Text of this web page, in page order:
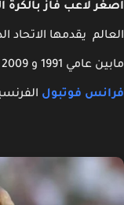
لاعب فاز بالكرة
يقدمها الاتحاد
2009 حيث أنها تعتبر جائزة سنوية تمنحها مجلة
فوتبولالفرنسية